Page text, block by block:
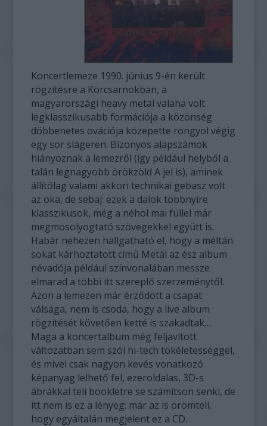
Koncertlemeze 1990. június 9-én került
rögzítésre a Körcsarnokban, a
magyarországi heavy metal valaha volt
legklasszikusabb formációja a közönség
döbbenetes ovációja közepette rongyol végig
egy sor slágeren. Bizonyos alapszámok
hiányoznak a lemezről (így például helyből a
talán legnagyobb örökzöld A jel is), aminek
állítólag valami akkori technikai gebasz volt
az oka, de sebaj: ezek a dalok többnyire
klasszikusok, még a néhol mai füllel már
megmosolyogtató szövegekkel együtt is.
Habár nehezen hallgatható el, hogy a méltán
sokat kárhoztatott című Metál az ész album
névadója például színvonalában messze
elmarad a többi itt szereplő szerzeménytől.
Azon a lemezen már érződött a csapat
válsága, nem is csoda, hogy a live album
rögzítését követően ketté is szakadtak…
Maga a koncertalbum még feljavított
változatban sem szól hi-tech tökéletességgel,
és mivel csak nagyon kevés vonatkozó
képanyag lelhető fel, ezeroldalas, 3D-s
ábrákkal teli bookletre se számítson senki, de
itt nem is ez a lényeg: már az is örömteli,
hogy egyáltalán megjelent ez a CD.